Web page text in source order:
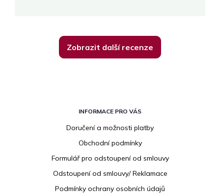
Zobrazit další recenze
INFORMACE PRO VÁS
Doručení a možnosti platby
Obchodní podmínky
Formulář pro odstoupení od smlouvy
Odstoupení od smlouvy/ Reklamace
Podmínky ochrany osobních údajů